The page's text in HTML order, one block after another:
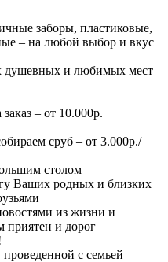
заборы, пластиковые,
– на любой выбор и вкус
душевных и любимых мест
– от 10.000р.
сруб – от 3.000р./
столом
Ваших родных и близких
из жизни и
приятен и дорог
с семьей